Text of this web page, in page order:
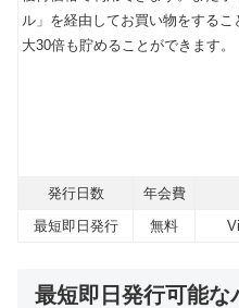
ル」を経由してお買い物をする
大30倍も貯めることができます。
発行日数 年会費
最短即日発行
無料
最短即日発行可能な